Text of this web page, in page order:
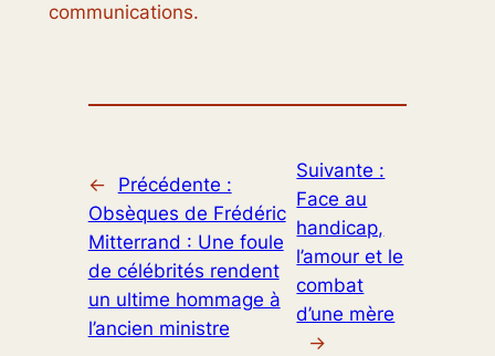
communications.
←
Précédente :
Obsèques de Frédéric
Mitterrand : Une foule
de célébrités rendent
un ultime hommage à
l’ancien ministre
Suivante :
Face au
handicap,
l’amour et le
combat
d’une mère
→